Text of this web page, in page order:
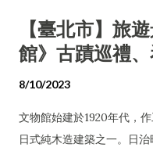
【臺北市】旅
館》古蹟巡禮
8/10/2023
文物館始建於1920年代，
日式純木造建築之一。日